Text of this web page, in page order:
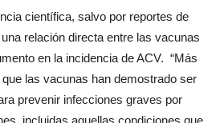
científica, salvo por reportes de
relación directa entre las vacunas
en la incidencia de ACV. “Más
las vacunas han demostrado ser
prevenir infecciones graves por
incluidas aquellas condiciones que